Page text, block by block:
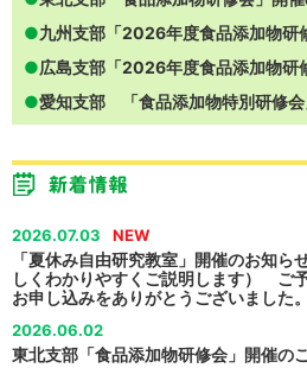
九州支部「2026年度食品添加物研
広島支部「2026年度食品添加物研
愛知支部 「食品添加物特別研修会
2026.07.03
「夏休み自由研究教室」開催のお知ら
しくわかりやすくご説明します） ご
お申し込みをありがとうございました。
2026.06.02
東北支部「食品添加物研修会」開催の